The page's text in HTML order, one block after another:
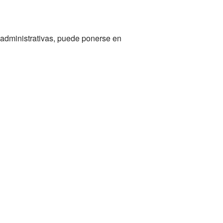
puede ponerse en